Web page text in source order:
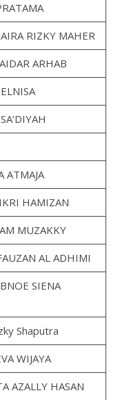
RIZKY MAHER
ARHAB
ATMAJA
HAMIZAN
MUZAKKY
AL ADHIMI
SIENA
Shaputra
WIJAYA
AZALLY HASAN